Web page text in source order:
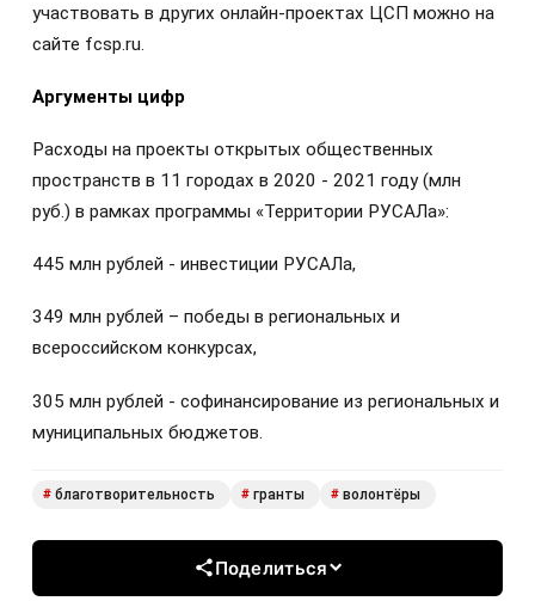
участвовать в других онлайн-проектах ЦСП можно на
сайте fcsp.ru.
Аргументы цифр
Расходы на проекты открытых общественных
пространств в 11 городах в 2020 - 2021 году (млн
руб.) в рамках программы «Территории РУСАЛа»:
445 млн рублей - инвестиции РУСАЛа,
349 млн рублей – победы в региональных и
всероссийском конкурсах,
305 млн рублей - софинансирование из региональных и
муниципальных бюджетов.
# благотворительность # гранты # волонтёры
Поделиться